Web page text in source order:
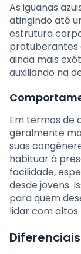
As iguanas
atingindo até
estrutura
protuberantes
ainda mais
auxiliando na
Em termos de
geralmente
suas
habituar à
facilidade,
desde jovens.
para quem
lidar com altos